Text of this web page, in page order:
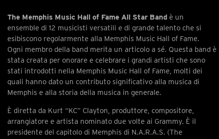
The Memphis Music Hall of Fame All Star Band è un
ensemble di 12 musicisti versatili e di grande talento che si
esibiscono regolarmente alla Memphis Music Hall of Fame.
Ogni membro della band merita un articolo a sé. Questa band è
stata creata per onorare e celebrare i grandi artisti che sono
stati introdotti nella Memphis Music Hall of Fame, molti dei
quali hanno dato un contributo significativo alla musica di
Memphis e alla storia della musica in generale.
È diretta da Kurt “KC” Clayton, produttore, compositore,
arrangiatore e artista nominato due volte ai Grammy. È il
presidente del capitolo di Memphis di N.A.R.A.S. (The